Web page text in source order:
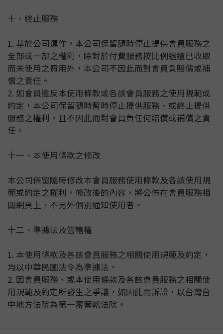
十、終止服務
1. 基於公司運作，本公司保留隨時停止提供會員服務之
全部或一部之權利，除對於付費服務按比例退還已收取
而未使用之費用外，本公司不因此而對會員負賠償或補
償之責任。
2. 如會員違反本使用條款或各該會員服務之使用規範或
約定，本公司保留隨時暫時停止提供服務、或終止提供
服務之權利，且不因此而對會員負任何賠償或補償之責
任。
十一、本使用條款之修改
本公司保留隨時修改本會員服務使用條款及各該使用規
範或約定之權利，修改後的內容，將公佈在會員服務相
關網頁上，不另外個別通知使用者。
十二、準據法及管轄權
1. 本使用條款及各該會員服務之相關使用規範及約定，
均以中華民國法令為準據法。
2. 因會員服務、或本使用條款及各該會員服務之相關使
用規範及約定所發生之爭議，如因此而訴訟，以台灣台
中地方法院為第一審管轄法院。